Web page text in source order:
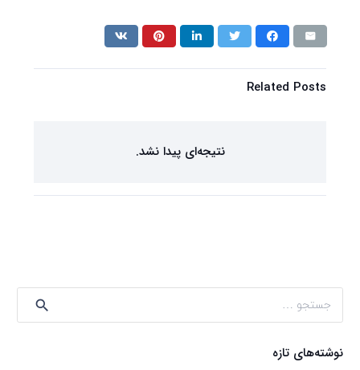
Related Posts
نتیجه‌ای پیدا نشد.
جستجو
برای:
نوشته‌های تازه